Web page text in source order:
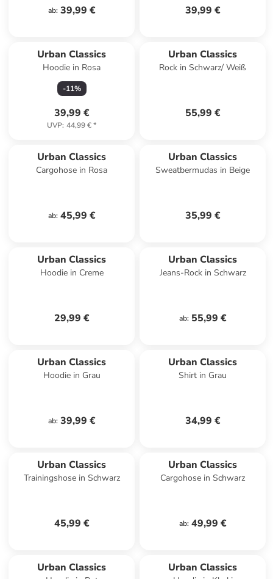
ab: 39,99 € 39,99 €
Urban Classics
Hoodie in Rosa
-11%
39,99 €
UVP: 44,99 €*
Urban Classics
Rock in Schwarz/ Weiß
55,99 €
Urban Classics
Cargohose in Rosa
ab: 45,99 €
Urban Classics
Sweatbermudas in Beige
35,99 €
Urban Classics
Hoodie in Creme
29,99 €
Urban Classics
Jeans-Rock in Schwarz
ab: 55,99 €
Urban Classics
Hoodie in Grau
ab: 39,99 €
Urban Classics
Shirt in Grau
34,99 €
Urban Classics
Trainingshose in Schwarz
45,99 €
Urban Classics
Cargohose in Schwarz
ab: 49,99 €
Urban Classics Urban Classics